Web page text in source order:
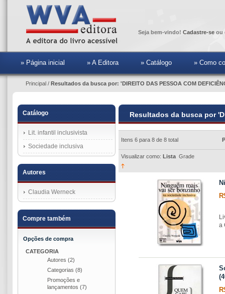
Seja bem-vindo! Cadastre-se ou
» Página inicial » A Editora » Catálogo » Como
Principal / Resultados da busca por: 'DIREITO DAS PESSOA COM
Resultados da busca por
Itens 6 para 8 de 8 total
Visualizar como: Lista Grade
a
Catálogo
Lit. infantil inclusivista
Sociedade inclusiva
Autores
Claudia Werneck
Compre também
Opções de compra
CATEGORIA
Autores (2)
Categorias (8)
Promoções e
lançamentos (7)